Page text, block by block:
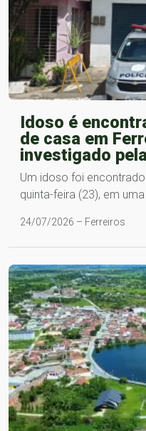
Idoso é
de casa em
investigado
Um idoso foi
quinta-feira (23), em
24/07/2026 – Ferreiros